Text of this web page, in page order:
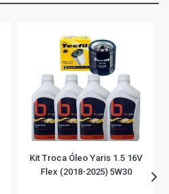
Kit Troca Óleo Yaris 1.5 16V
Flex (2018-2025) 5W30